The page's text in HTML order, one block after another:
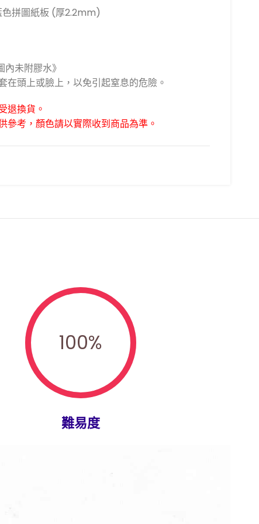
色拼圖紙板 (厚2.2mm)
未附膠水》
在頭上或臉上，以免引起窒息的危險。
退換貨。
參考，顏色請以實際收到商品為準。
100%
難易度